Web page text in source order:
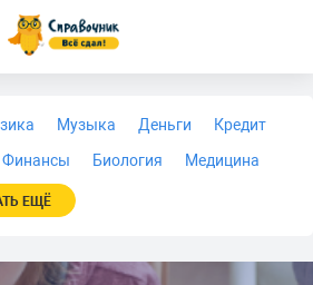
Музыка Деньги
Кредит
Финансы Биология
Медицина
ЕЩЁ